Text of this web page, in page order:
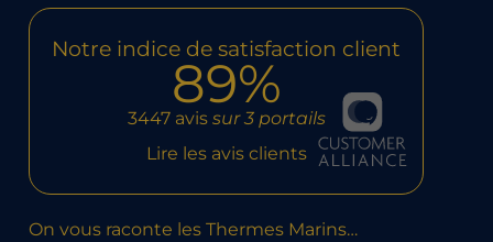
Notre indice de satisfaction client
89%
3447 avis sur 3 portails
Lire les avis clients
On vous raconte les Thermes Marins…